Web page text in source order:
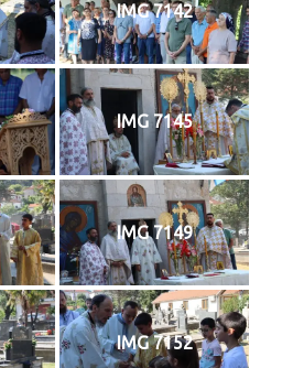
IMG 7142
IMG 7145
IMG 7149
IMG 7152